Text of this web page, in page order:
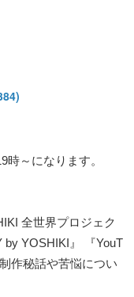
時～になります。
全世界プロジェク
by YOSHIKI 』 『YouT
作秘話や苦悩につい